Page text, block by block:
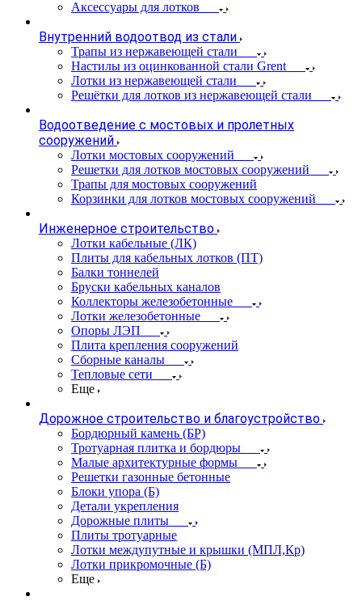
Аксессуары для лотков
Внутренний водоотвод из стали
Трапы из нержавеющей стали
Настилы из оцинкованной стали Grent
Лотки из нержавеющей стали
Решётки для лотков из нержавеющей стали
Водоотведение с мостовых и пролетных
сооружений
Лотки мостовых сооружений
Решетки для лотков мостовых сооружений
Трапы для мостовых сооружений
Корзинки для лотков мостовых сооружений
Инженерное строительство
Лотки кабельные (ЛК)
Плиты для кабельных лотков (ПТ)
Балки тоннелей
Бруски кабельных каналов
Коллекторы железобетонные
Лотки железобетонные
Опоры ЛЭП
Плита крепления сооружений
Сборные каналы
Тепловые сети
Еще
Дорожное строительство и благоустройство
Бордюрный камень (БР)
Тротуарная плитка и бордюры
Малые архитектурные формы
Решетки газонные бетонные
Блоки упора (Б)
Детали укрепления
Дорожные плиты
Плиты тротуарные
Лотки междупутные и крышки (МПЛ,Кр)
Лотки прикромочные (Б)
Еще